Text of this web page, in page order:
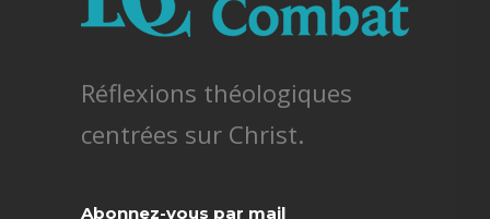
Réflexions théologiques
centrées sur Christ.
Abonnez-vous par mail